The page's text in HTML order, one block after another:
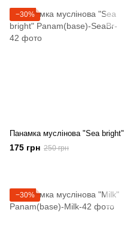
−30%
Панамка муслінова "Sea bright"
175 грн 250 грн
−30%